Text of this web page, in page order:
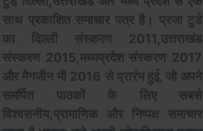
साथ प्रकाशित समाचार पत्र है। प्रजा टुडे
का दिल्ली संस्करण 2011,उत्तराखंड
संस्करण 2015,मध्यप्रदेश संस्करण 2017
और मैगजीन भी 2016 से प्रारंभ हुई, जो अपने
समर्पित पाठकों के लिए सबसे
विश्वसनीय,प्रामाणिक और निष्पक्ष समाचार